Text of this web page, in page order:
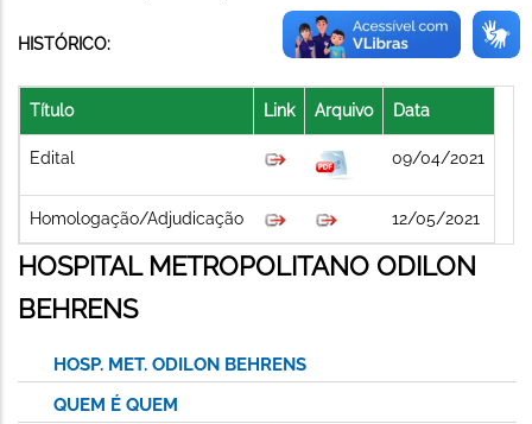
HISTÓRICO:
Título Link Arquivo Data
Edital 09/04/2021
Homologação/Adjudicação 12/05/2021
HOSPITAL METROPOLITANO ODILON
BEHRENS
HOSP. MET. ODILON BEHRENS
QUEM É QUEM